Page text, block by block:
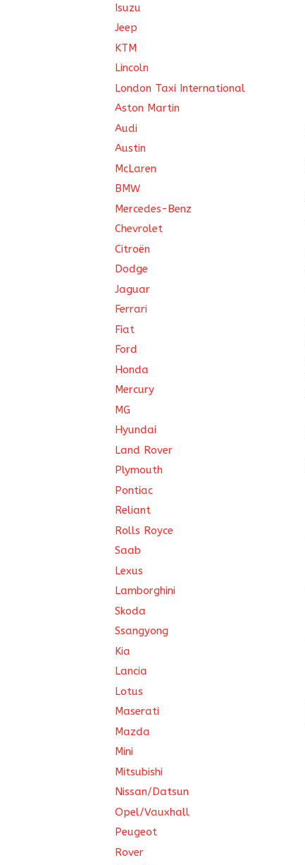
Isuzu
Jeep
KTM
Lincoln
London Taxi International
Aston Martin
Audi
Austin
McLaren
BMW
Mercedes-Benz
Chevrolet
Citroën
Dodge
Jaguar
Ferrari
Fiat
Ford
Honda
Mercury
MG
Hyundai
Land Rover
Plymouth
Pontiac
Reliant
Rolls Royce
Saab
Lexus
Lamborghini
Skoda
Ssangyong
Kia
Lancia
Lotus
Maserati
Mazda
Mini
Mitsubishi
Nissan/Datsun
Opel/Vauxhall
Peugeot
Rover